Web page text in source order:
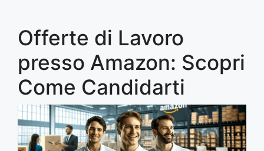
Offerte di Lavoro
presso Amazon: Scopri
Come Candidarti